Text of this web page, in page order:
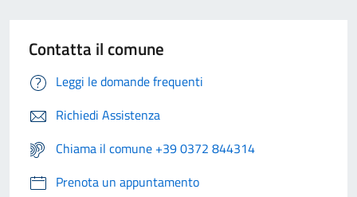
Contatta il comune
Leggi le domande frequenti
Richiedi Assistenza
Chiama il comune +39 0372 844314
Prenota un appuntamento